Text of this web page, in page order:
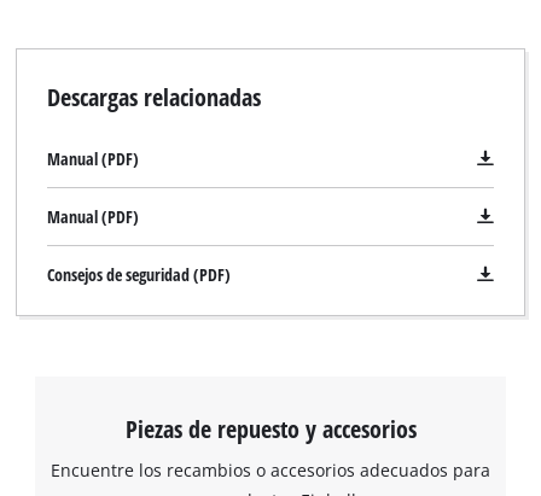
Descargas relacionadas
Manual (PDF)
Manual (PDF)
Consejos de seguridad (PDF)
Piezas de repuesto y accesorios
Encuentre los recambios o accesorios adecuados para